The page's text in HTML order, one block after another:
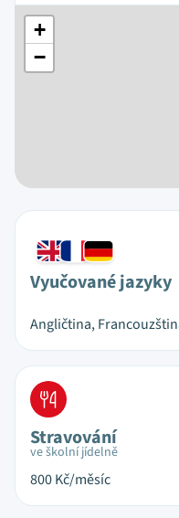
+
−
Vyučované jazyky
Angličtina,
Stravování
ve školní jídelně
800Kč/měsíc